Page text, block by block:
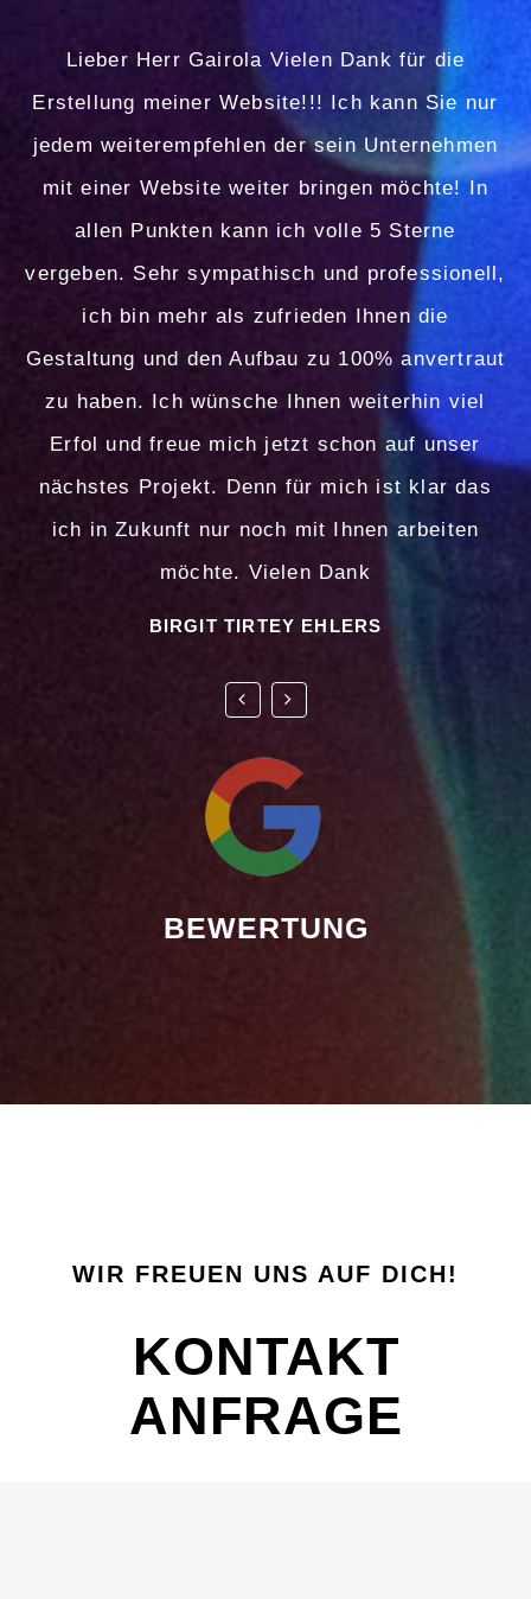
Lieber Herr Gairola Vielen Dank für die
Erstellung meiner Website!!! Ich kann Sie nur
jedem weiterempfehlen der sein Unternehmen
mit einer Website weiter bringen möchte! In
allen Punkten kann ich volle 5 Sterne
vergeben. Sehr sympathisch und professionell,
ich bin mehr als zufrieden Ihnen die
Gestaltung und den Aufbau zu 100% anvertraut
zu haben. Ich wünsche Ihnen weiterhin viel
Erfol und freue mich jetzt schon auf unser
nächstes Projekt. Denn für mich ist klar das
ich in Zukunft nur noch mit Ihnen arbeiten
möchte. Vielen Dank
BIRGIT TIRTEY EHLERS
Alles lief super der Preis ist sehr gut und ich
hab mir gleich noch ein Logo machen lassen.
EMILIA VOIGT
BEWERTUNG
WIR FREUEN UNS AUF DICH!
KONTAKT
ANFRAGE